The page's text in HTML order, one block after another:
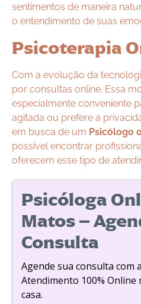
sentimentos de maneira
o entendimento de suas
Psicoterapia
Com a evolução da
por consultas online. Essa
especialmente conveniente
agitada ou prefere a
em busca de um Psicólogo
possível encontrar
oferecem esse tipo de
Psicóloga
Matos –
Consulta
Agende sua consulta com
Atendimento 100%
casa.